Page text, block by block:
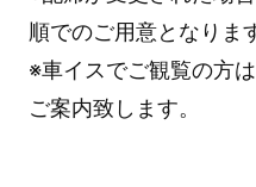
順でのご用意となりま
※車イスでご観覧の方
ご案内致します。